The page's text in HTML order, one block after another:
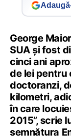
George
SUA și fost
cinci ani
de lei pentru
doctoranzi,
kilometri,
în care
2015”, scrie
semnătura